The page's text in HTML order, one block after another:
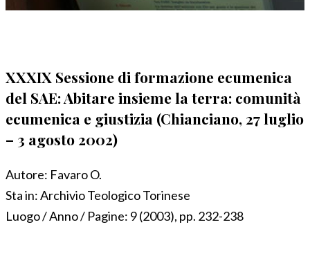
XXXIX Sessione di formazione ecumenica
del SAE: Abitare insieme la terra: comunità
ecumenica e giustizia (Chianciano, 27 luglio
– 3 agosto 2002)
Autore: Favaro O.
Sta in:Archivio Teologico Torinese
Luogo / Anno / Pagine: 9 (2003), pp. 232-238